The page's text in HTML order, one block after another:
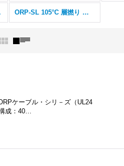
し ORP-SL 105°C 層撚り シールドなし
ケーブル・シリ－ズ（UL24
成：40…